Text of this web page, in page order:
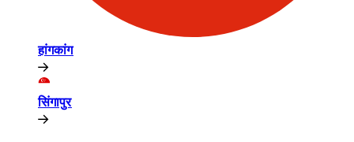
हांगकांग​​
सिंगापुर​​